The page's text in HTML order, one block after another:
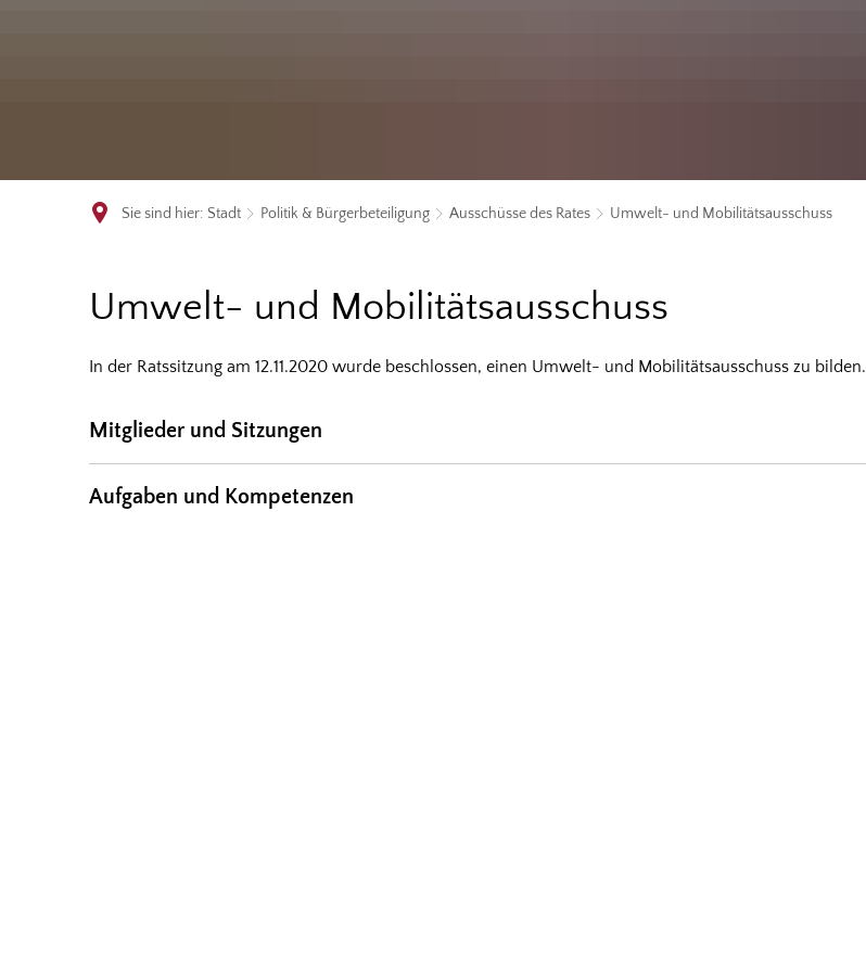
Sie sind hier: Stadt Politik & Bürgerbeteiligung Ausschüsse des Rates Umwelt- und Mobilitätsausschuss
Umwelt-
Mobilitätsausschuss
Umwelt- und Mobilitätsausschuss
In der Ratssitzung am 12.11.2020 wurde beschlossen, einen Umwelt- und Mobilitätsausschuss zu bilden.
Mitglieder und Sitzungen
Aufgaben und Kompetenzen